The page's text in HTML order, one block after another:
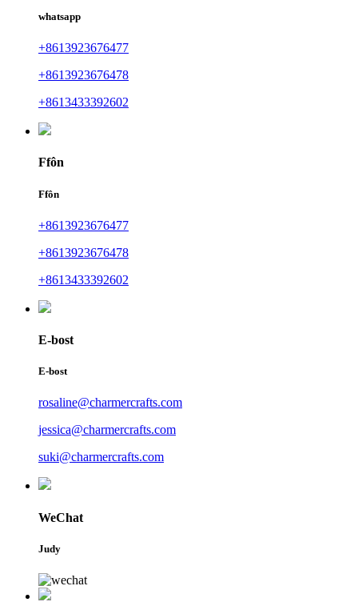
whatsapp
+8613923676477
+8613923676478
+8613433392602
Ffôn
Ffôn
+8613923676477
+8613923676478
+8613433392602
E-bost
E-bost
rosaline@charmercrafts.com
jessica@charmercrafts.com
suki@charmercrafts.com
WeChat
Judy